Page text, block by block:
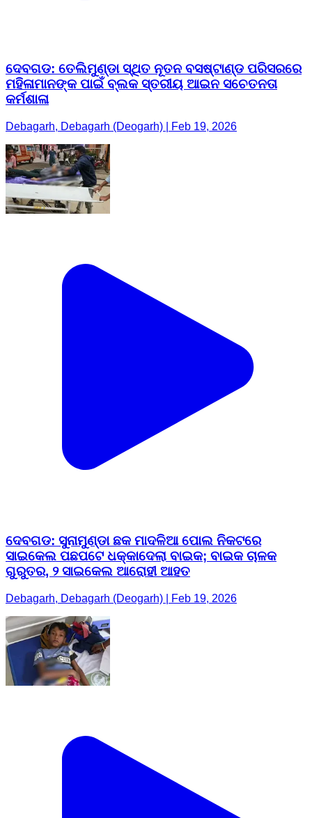
ଦେବଗଡ: ତେଲିମୁଣ୍ଡା ସ୍ଥିତ ନୂତନ ବସଷ୍ଟାଣ୍ଡ ପରିସରରେ
ମହିଳାମାନଙ୍କ ପାଇଁ ବ୍ଲକ ସ୍ତରୀୟ ଆଇନ ସଚେତନତା
କର୍ମଶାଳା
Debagarh, Debagarh (Deogarh) | Feb 19, 2026
ଦେବଗଡ: ସୁନାମୁଣ୍ଡା ଛକ ମାଦଳିଆ ପୋଲ ନିକଟରେ
ସାଇକେଲ ପଛପଟେ ଧକ୍କାଦେଲା ବାଇକ; ବାଇକ ଚାଳକ
ଗୁରୁତର, ୨ ସାଇକେଲ ଆରୋହୀ ଆହତ
Debagarh, Debagarh (Deogarh) | Feb 19, 2026